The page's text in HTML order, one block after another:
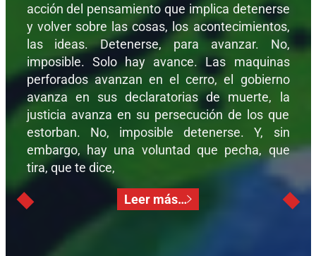
acción del pensamiento que implica detenerse
y volver sobre las cosas, los acontecimientos,
las ideas. Detenerse, para avanzar. No,
imposible. Solo hay avance. Las maquinas
perforados avanzan en el cerro, el gobierno
avanza en sus declaratorias de muerte, la
justicia avanza en su persecución de los que
estorban. No, imposible detenerse. Y, sin
embargo, hay una voluntad que pecha, que
tira, que te dice,
Leer más…